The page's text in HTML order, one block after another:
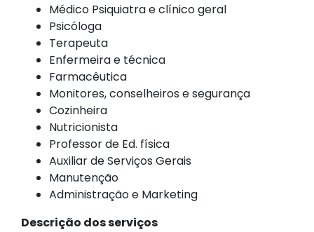
Médico Psiquiatra e clínico geral
Psicóloga
Terapeuta
Enfermeira e técnica
Farmacêutica
Monitores, conselheiros e segurança
Cozinheira
Nutricionista
Professor de Ed. física
Auxiliar de Serviços Gerais
Manutenção
Administração e Marketing
Descrição dos serviços